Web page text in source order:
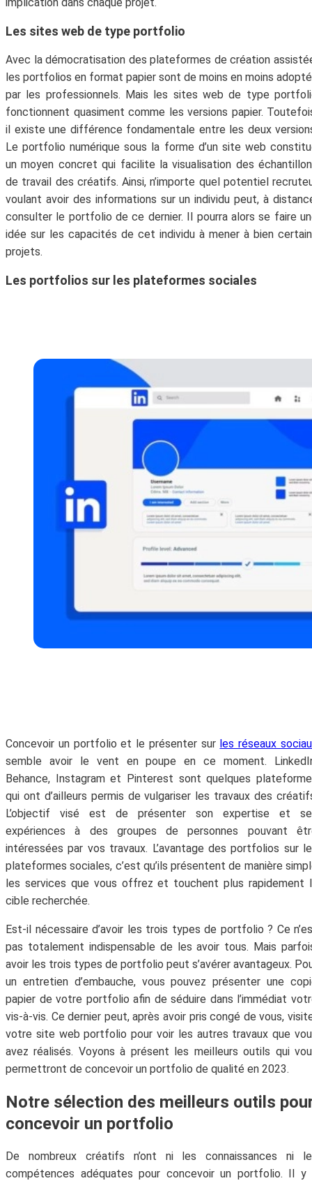
Les sites web de type portfolio
Avec la démocratisation des plateformes de création
les portfolios en format papier sont de moins en moins
par les professionnels. Mais les sites web de type
fonctionnent quasiment comme les versions papier.
il existe une différence fondamentale entre les deux
Le portfolio numérique sous la forme d’un site web
un moyen concret qui facilite la visualisation des
de travail des créatifs. Ainsi, n’importe quel potentiel
voulant avoir des informations sur un individu peut, à
consulter le portfolio de ce dernier. Il pourra alors se faire
idée sur les capacités de cet individu à mener à bien
projets.
Les portfolios sur les plateformes sociales
Concevoir un portfolio et le présenter sur les réseaux
semble avoir le vent en poupe en ce moment.
Behance, Instagram et Pinterest sont quelques
qui ont d’ailleurs permis de vulgariser les travaux des
L’objectif visé est de présenter son expertise et
expériences à des groupes de personnes pouvant
intéressées par vos travaux. L’avantage des portfolios sur
plateformes sociales, c’est qu’ils présentent de manière
les services que vous offrez et touchent plus rapidement
cible recherchée.
Est-il nécessaire d’avoir les trois types de portfolio ? Ce
pas totalement indispensable de les avoir tous. Mais
avoir les trois types de portfolio peut s’avérer avantageux.
un entretien d’embauche, vous pouvez présenter une
papier de votre portfolio afin de séduire dans l’immédiat
vis-à-vis. Ce dernier peut, après avoir pris congé de vous,
votre site web portfolio pour voir les autres travaux que
avez réalisés. Voyons à présent les meilleurs outils qui
permettront de concevoir un portfolio de qualité en 2023.
Notre sélection des meilleurs outils
concevoir un portfolio
De nombreux créatifs n’ont ni les connaissances ni
compétences adéquates pour concevoir un portfolio. Il y